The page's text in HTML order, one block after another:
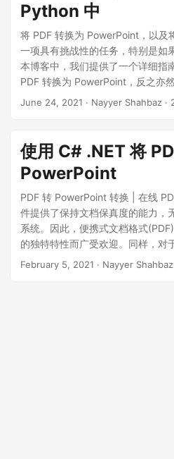
Python 中
将 PDF 转换为 PowerPoint，以及
一项具有挑战性的任务，特别是如
本博客中，我们提供了一个详细指
PDF 转换为 PowerPoint，反之亦
法，以确保您的转换过程顺畅高效
PowerPoint 和 PPT 转换为 PDF 所
June 24, 2021 · Nayyer Shahbaz ·
使用 C# .NET 将
PowerPoint
PDF 转 PowerPoint 转换 | 在线
件提供了保持文档保真度的能力，
系统。因此，便携式文档格式
的独特特性而广受欢迎。同样，对
PowerPoint 演示文稿(PPTX，
February 5, 2021 · Nayyer